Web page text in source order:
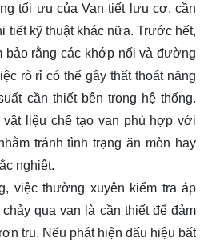
tối ưu của Van tiết lưu cơ, cần
tiết kỹ thuật khác nữa. Trước hết,
bảo rằng các khớp nối và đường
rò rỉ có thể gây thất thoát năng
cần thiết bên trong hệ thống.
liệu chế tạo van phù hợp với
tránh tình trạng ăn mòn hay
nghiệt.
việc thường xuyên kiểm tra áp
qua van là cần thiết để đảm
tru. Nếu phát hiện dấu hiệu bất